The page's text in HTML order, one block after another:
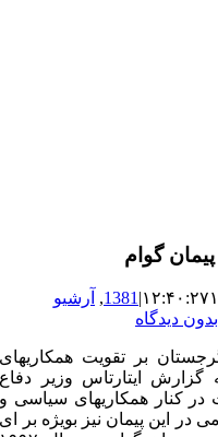
گوام
|
1381
, آرشیو
بدون دیدگاه
جدید گرجستان بر تقویت همکاریهای
گزارش ایتارتاس وزیر دفاع
فوریه ) گفت در کنار همکاریهای سیاسی و
در این پیمان نیز بویژه بر ای